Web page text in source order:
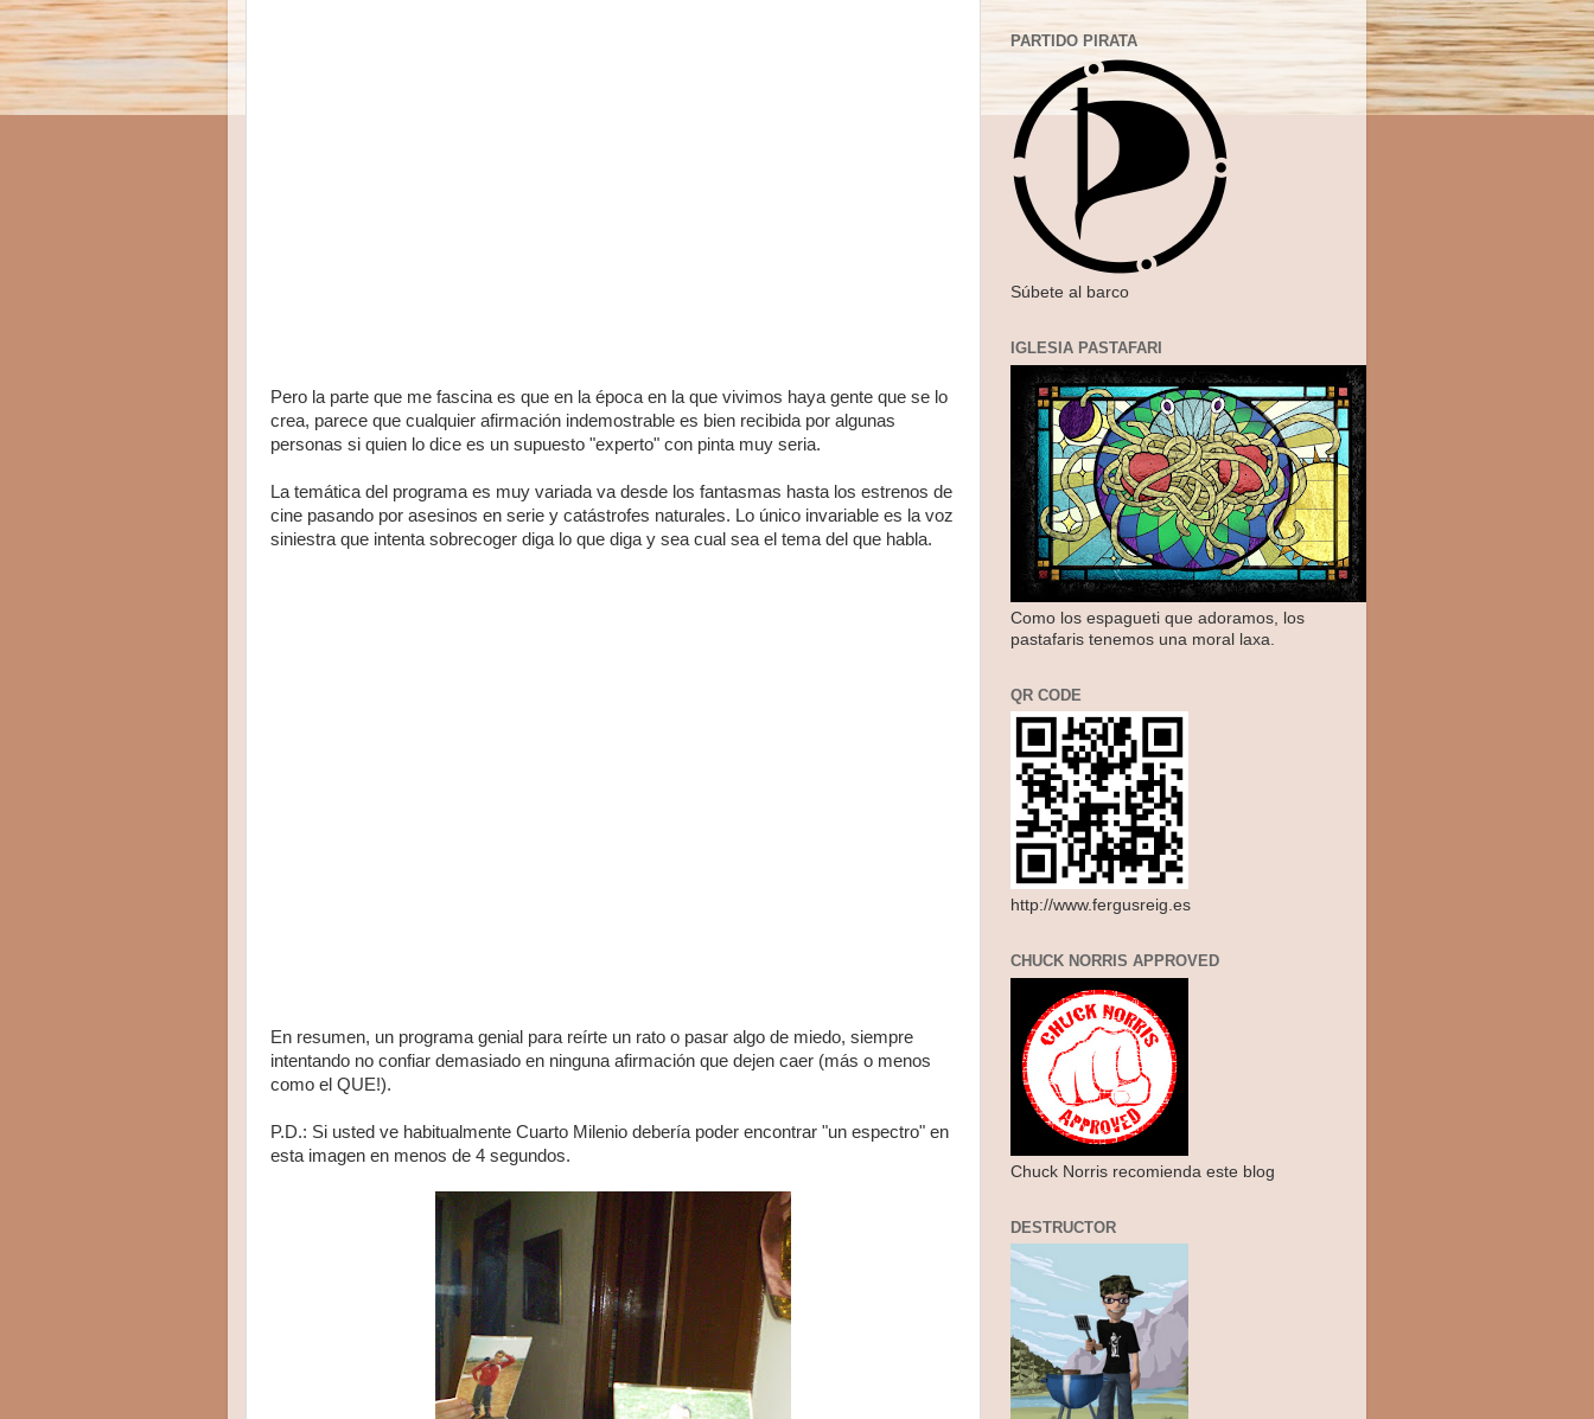
Pero la parte que me fascina es que en la época en la que vivimos haya gente que se lo
crea, parece que cualquier afirmación indemostrable es bien recibida por algunas
personas si quien lo dice es un supuesto "experto" con pinta muy seria.
La temática del programa es muy variada va desde los fantasmas hasta los estrenos de
cine pasando por asesinos en serie y catástrofes naturales. Lo único invariable es la voz
siniestra que intenta sobrecoger diga lo que diga y sea cual sea el tema del que habla.
En resumen, un programa genial para reírte un rato o pasar algo de miedo, siempre
intentando no confiar demasiado en ninguna afirmación que dejen caer (más o menos
como el QUE!).
P.D.: Si usted ve habitualmente Cuarto Milenio debería poder encontrar "un espectro" en
esta imagen en menos de 4 segundos.
PARTIDO PIRATA
Súbete al barco
IGLESIA PASTAFARI
Como los espagueti que adoramos, los
pastafaris tenemos una moral laxa.
QR CODE
http://www.fergusreig.es
CHUCK NORRIS APPROVED
Chuck Norris recomienda este blog
DESTRUCTOR